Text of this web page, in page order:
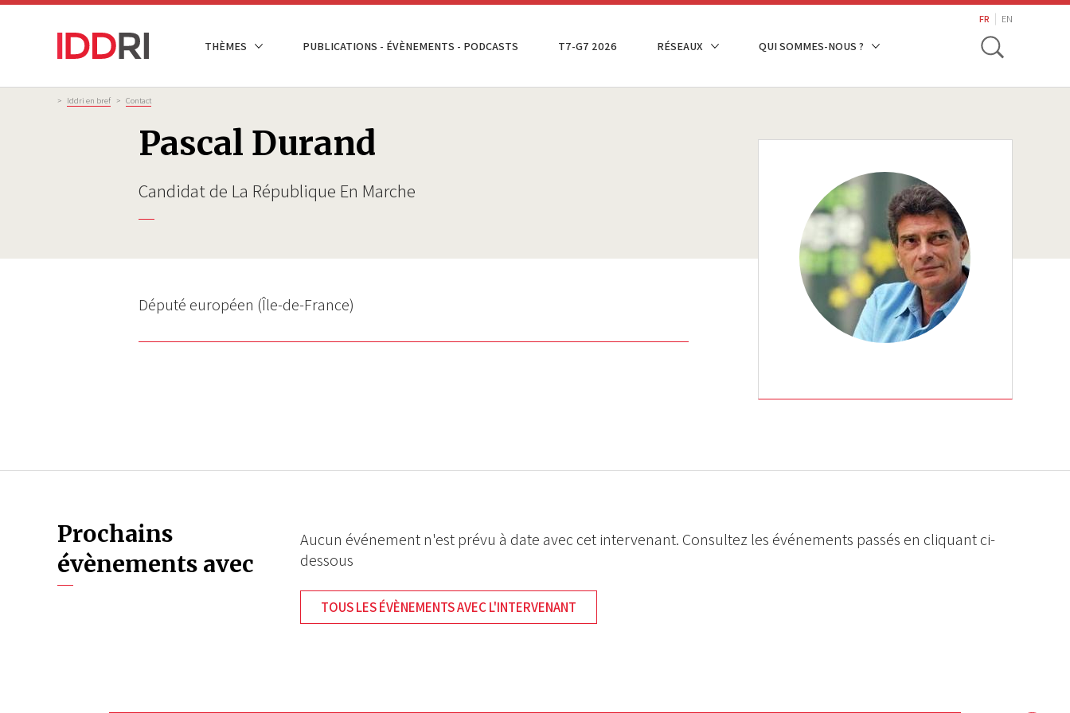
Aller
NAVIGATION
THÈMES PUBLICATIONS - ÉVÈNEMENTS - PODCASTS T7-G7 2026 RÉSEAUX QUI SOMMES-NOUS ?
FR EN
Toggle
Fil
d'Ariane
> Iddri en bref > Contact
Pascal Durand
Candidat de La République En Marche
Député européen (Île-de-France)
Prochains
évènements avec
Aucun événement n'est prévu à date avec cet intervenant. Consultez les événements passés en cliquant ci-
dessous
TOUS LES ÉVÈNEMENTS AVEC L'INTERVENANT